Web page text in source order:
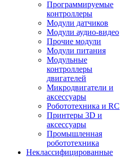
Программируемые
контроллеры
Модули датчиков
Модули аудио-видео
Прочие модули
Модули питания
Модульные
контроллеры
двигателей
Микродвигатели и
аксессуары
Робототехника и RC
Принтеры 3D и
аксессуары
Промышленная
робототехника
Неклассифицированные